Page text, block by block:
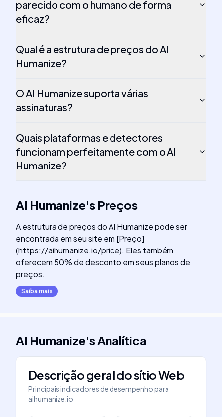
parecido com o humano de forma
eficaz?
Qual é a estrutura de preços do AI
Humanize?
O AI Humanize suporta várias
assinaturas?
Quais plataformas e detectores
funcionam perfeitamente com o AI
Humanize?
AI Humanize's Preços
A estrutura de preços do AI Humanize pode ser
encontrada em seu site em [Preço]
(https://aihumanize.io/price). Eles também
oferecem 50% de desconto em seus planos de
preços.
Saiba mais
AI Humanize'sAnalítica
Descrição geral do sítio Web
Principais indicadores de desempenho para
aihumanize.io